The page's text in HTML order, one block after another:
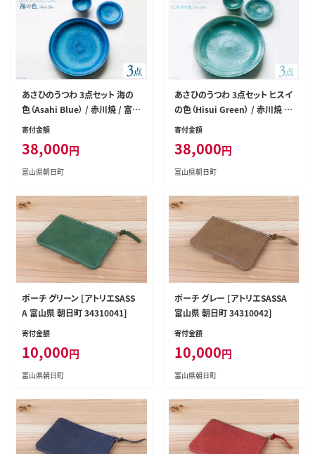
あさひのうつわ 3点セット 海の
色（Asahi Blue） / 赤川焼 / 富山
県 朝日町 [34310234]
寄付金額
38,000円
富山県朝日町
あさひのうつわ 3点セット ヒスイ
の色（Hisui Green） / 赤川焼 /
富山県 朝日町 [34310235]
寄付金額
38,000円
富山県朝日町
ポーチ グリーン [アトリエSASS
A 富山県 朝日町 34310041]
寄付金額
10,000円
富山県朝日町
ポーチ グレー [アトリエSASSA
富山県 朝日町 34310042]
寄付金額
10,000円
富山県朝日町